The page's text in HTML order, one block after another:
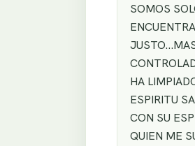
SOMOS
HA
ESPIRITU
CON SU
QUIEN ME